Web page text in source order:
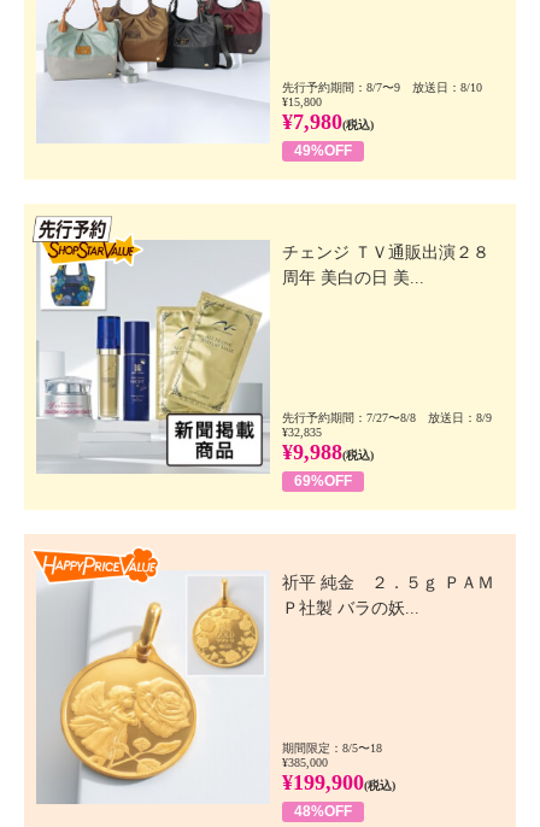
先行予約期間：8/7〜9 放送日：8/10
¥15,800
¥7,980(税込)
49%OFF
チェンジ ＴＶ通販出演２８
周年 美白の日 美...
先行予約期間：7/27〜8/8 放送日：8/9
¥32,835
¥9,988(税込)
69%OFF
祈平 純金 ２．５ｇ ＰＡＭ
Ｐ社製 バラの妖...
期間限定：8/5〜18
¥385,000
¥199,900(税込)
48%OFF